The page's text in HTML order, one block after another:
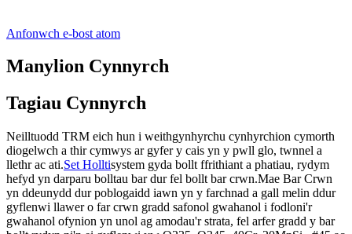
Anfonwch e-bost atom
Manylion Cynnyrch
Tagiau Cynnyrch
Neilltuodd TRM eich hun i weithgynhyrchu cynhyrchion cymorth
diogelwch a thir cymwys ar gyfer y cais yn y pwll glo, twnnel a
llethr ac ati.Set Holltisystem gyda bollt ffrithiant a phatiau, rydym
hefyd yn darparu bolltau bar dur fel bollt bar crwn.Mae Bar Crwn
yn ddeunydd dur poblogaidd iawn yn y farchnad a gall melin ddur
gyflenwi llawer o far crwn gradd safonol gwahanol i fodloni'r
gwahanol ofynion yn unol ag amodau'r strata, fel arfer gradd y bar